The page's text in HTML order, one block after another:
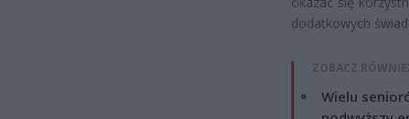
dodatkowych
ZOBACZ
Wielu